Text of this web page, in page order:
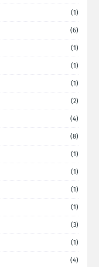
(1)
(6)
(1)
(1)
(1)
(2)
(4)
(8)
(1)
(1)
(1)
(1)
(3)
(1)
(4)